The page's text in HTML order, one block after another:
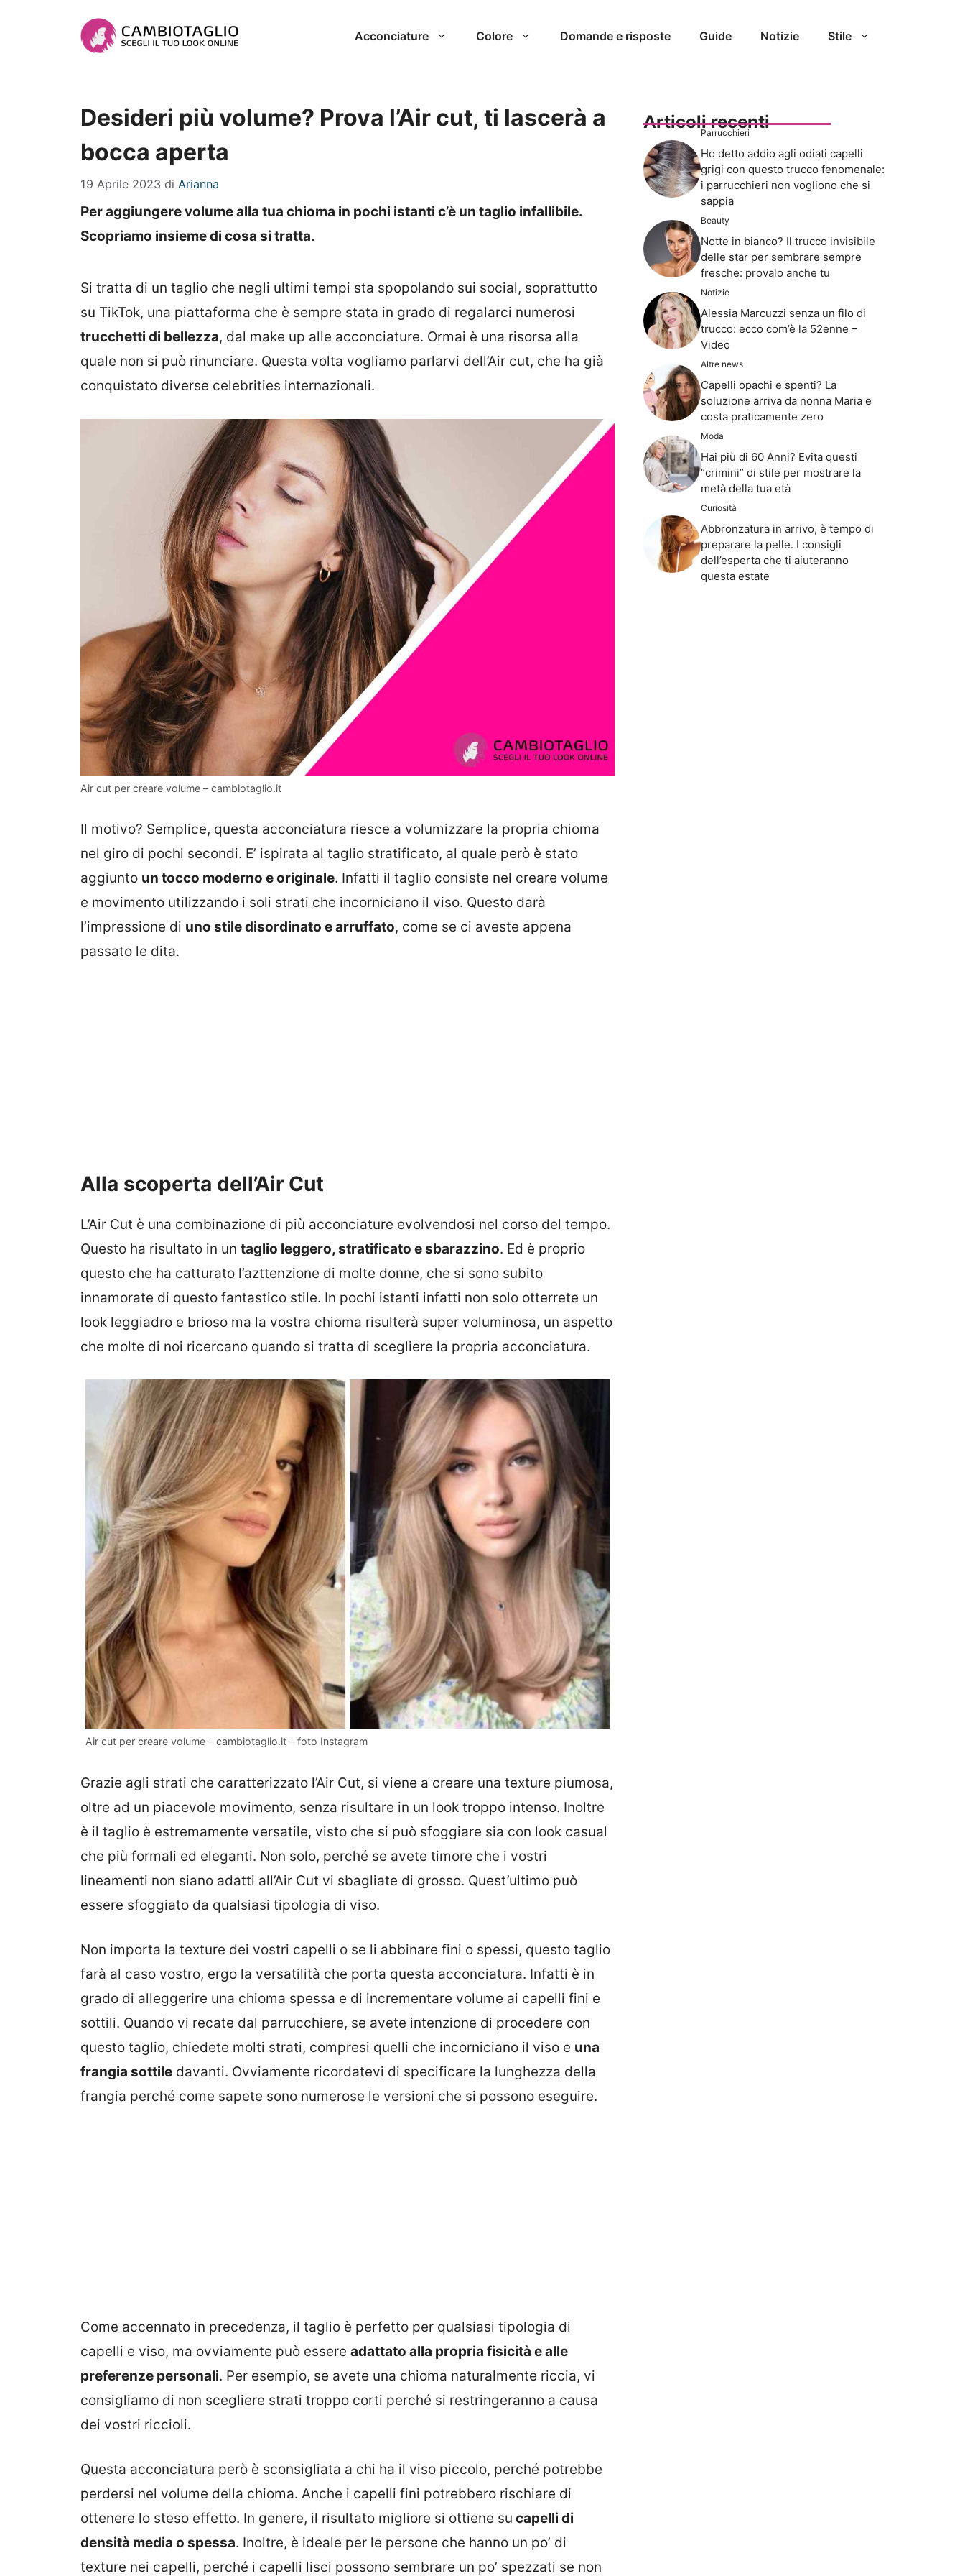
Acconciature Colore Domande e risposte Guide Notizie Stile
Desideri più volume? Prova l’Air cut, ti lascerà a
bocca aperta
19 Aprile 2023 di Arianna
Per aggiungere volume alla tua chioma in pochi istanti c’è un taglio infallibile.
Scopriamo insieme di cosa si tratta.
Si tratta di un taglio che negli ultimi tempi sta spopolando sui social, soprattutto
su TikTok, una piattaforma che è sempre stata in grado di regalarci numerosi
trucchetti di bellezza, dal make up alle acconciature. Ormai è una risorsa alla
quale non si può rinunciare. Questa volta vogliamo parlarvi dell’Air cut, che ha già
conquistato diverse celebrities internazionali.
Air cut per creare volume – cambiotaglio.it
Il motivo? Semplice, questa acconciatura riesce a volumizzare la propria chioma
nel giro di pochi secondi. E’ ispirata al taglio stratificato, al quale però è stato
aggiunto un tocco moderno e originale. Infatti il taglio consiste nel creare volume
e movimento utilizzando i soli strati che incorniciano il viso. Questo darà
l’impressione di uno stile disordinato e arruffato, come se ci aveste appena
passato le dita.
Alla scoperta dell’Air Cut
L’Air Cut è una combinazione di più acconciature evolvendosi nel corso del tempo.
Questo ha risultato in un taglio leggero, stratificato e sbarazzino. Ed è proprio
questo che ha catturato l’azttenzione di molte donne, che si sono subito
innamorate di questo fantastico stile. In pochi istanti infatti non solo otterrete un
look leggiadro e brioso ma la vostra chioma risulterà super voluminosa, un aspetto
che molte di noi ricercano quando si tratta di scegliere la propria acconciatura.
Air cut per creare volume – cambiotaglio.it – foto Instagram
Grazie agli strati che caratterizzato l’Air Cut, si viene a creare una texture piumosa,
oltre ad un piacevole movimento, senza risultare in un look troppo intenso. Inoltre
è il taglio è estremamente versatile, visto che si può sfoggiare sia con look casual
che più formali ed eleganti. Non solo, perché se avete timore che i vostri
lineamenti non siano adatti all’Air Cut vi sbagliate di grosso. Quest’ultimo può
essere sfoggiato da qualsiasi tipologia di viso.
Non importa la texture dei vostri capelli o se li abbinare fini o spessi, questo taglio
farà al caso vostro, ergo la versatilità che porta questa acconciatura. Infatti è in
grado di alleggerire una chioma spessa e di incrementare volume ai capelli fini e
sottili. Quando vi recate dal parrucchiere, se avete intenzione di procedere con
questo taglio, chiedete molti strati, compresi quelli che incorniciano il viso e una
frangia sottile davanti. Ovviamente ricordatevi di specificare la lunghezza della
frangia perché come sapete sono numerose le versioni che si possono eseguire.
Come accennato in precedenza, il taglio è perfetto per qualsiasi tipologia di
capelli e viso, ma ovviamente può essere adattato alla propria fisicità e alle
preferenze personali. Per esempio, se avete una chioma naturalmente riccia, vi
consigliamo di non scegliere strati troppo corti perché si restringeranno a causa
dei vostri riccioli.
Questa acconciatura però è sconsigliata a chi ha il viso piccolo, perché potrebbe
perdersi nel volume della chioma. Anche i capelli fini potrebbero rischiare di
ottenere lo steso effetto. In genere, il risultato migliore si ottiene su capelli di
densità media o spessa. Inoltre, è ideale per le persone che hanno un po’ di
texture nei capelli, perché i capelli lisci possono sembrare un po’ spezzati se non
Articoli recenti
Parrucchieri
Ho detto addio agli odiati capelli
grigi con questo trucco fenomenale:
i parrucchieri non vogliono che si
sappia
Beauty
Notte in bianco? Il trucco invisibile
delle star per sembrare sempre
fresche: provalo anche tu
Notizie
Alessia Marcuzzi senza un filo di
trucco: ecco com’è la 52enne –
Video
Altre news
Capelli opachi e spenti? La
soluzione arriva da nonna Maria e
costa praticamente zero
Moda
Hai più di 60 Anni? Evita questi
“crimini” di stile per mostrare la
metà della tua età
Curiosità
Abbronzatura in arrivo, è tempo di
preparare la pelle. I consigli
dell’esperta che ti aiuteranno
questa estate